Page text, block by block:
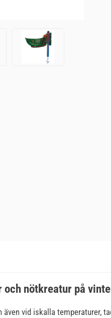
nötkreatur på
vid iskalla temperaturer,